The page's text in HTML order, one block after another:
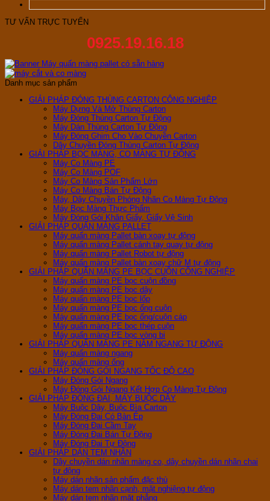
TƯ VẤN TRỰC TUYẾN
0925.19.16.18
Danh mục sản phẩm
GIẢI PHÁP ĐÓNG THÙNG CARTON CÔNG NGHIỆP
Máy Dựng Và Mở Thùng Carton
Máy Đóng Thùng Carton Tự Động
Máy Dán Thùng Carton Tự Động
Máy Đóng Ghim Cho Vào Chuyền Carton
Dây Chuyền Đóng Thùng Carton Tự Động
GIẢI PHÁP BỌC MÀNG, CO MÀNG TỰ ĐỘNG
Máy Co Màng PE
Máy Co Màng POF
Máy Co Màng Sản Phẩm Lớn
Máy Co Màng Bán Tự Động
Máy, Dây Chuyền Phóng Nhãn Co Màng Tự Động
Máy Bọc Màng Thực Phẩm
Máy Đóng Gói Khăn Giấy, Giấy Vệ Sinh
GIẢI PHÁP QUẤN MÀNG PALLET
Máy quấn màng Pallet bàn xoay tự động
Máy quấn màng Pallet cánh tay quay tự động
Máy quấn màng Pallet Robot tự động
Máy quấn màng Pallet bàn xoay chữ M tự động
GIẢI PHÁP QUẤN MÀNG PE BỌC CUỘN CÔNG NGHIỆP
Máy quấn màng PE bọc cuộn đồng
Máy quấn màng PE bọc dây
Máy quấn màng PE bọc lốp
Máy quấn màng PE bọc ống cuộn
Máy quấn màng PE bọc ống/cuộn cáp
Máy quấn màng PE bọc thép cuộn
Máy quấn màng PE bọc vòng bi
GIẢI PHÁP QUẤN MÀNG PE NẰM NGANG TỰ ĐỘNG
Máy quấn màng ngang
Máy quấn màng ống
GIẢI PHÁP ĐÓNG GÓI NGANG TỐC ĐỘ CAO
Máy Đóng Gói Ngang
Máy Đóng Gói Ngang Kết Hợp Co Màng Tự Động
GIẢI PHÁP ĐÓNG ĐAI, MÁY BUỘC DÂY
Máy Buộc Dây, Buộc Bìa Carton
Máy Đóng Đai Có Bàn Ép
Máy Đóng Đai Cầm Tay
Máy Đóng Đai Bán Tự Động
Máy Đóng Đai Tự Động
GIẢI PHÁP DÁN TEM NHÃN
Dây chuyền dán nhãn màng co, dây chuyền dán nhãn chai
tự động
Máy dán nhãn sản phẩm đặc thù
Máy dán tem nhãn cạnh, mặt nghiệng tự động
Máy dán tem nhãn mặt phẳng